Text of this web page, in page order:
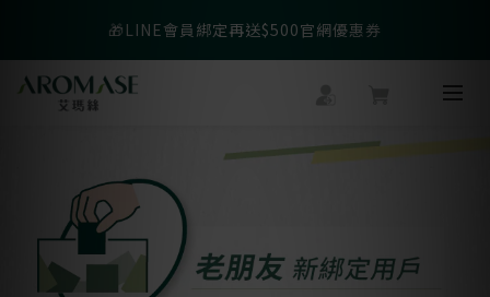
父親節爸氣寵愛👔暖心組合限時優惠◤前往選購❤️◢
🎁LINE會員綁定再送$500官網優惠券
父親節爸氣寵愛👔暖心組合限時優惠◤前往選購❤️◢